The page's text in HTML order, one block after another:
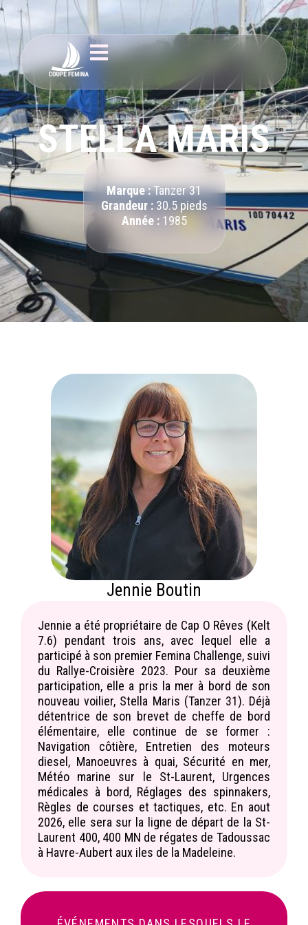
STELLA MARIS
Marque :Tanzer 31
Grandeur : 30.5 pieds
Année : 1985
Jennie Boutin
Jennie a été propriétaire de Cap O Rêves (Kelt
7.6) pendant trois ans, avec lequel elle a
participé à son premier Femina Challenge, suivi
du Rallye-Croisière 2023. Pour sa deuxième
participation, elle a pris la mer à bord de son
nouveau voilier, Stella Maris (Tanzer 31). Déjà
détentrice de son brevet de cheffe de bord
élémentaire, elle continue de se former :
Navigation côtière, Entretien des moteurs
diesel, Manoeuvres à quai, Sécurité en mer,
Météo marine sur le St-Laurent, Urgences
médicales à bord, Réglages des spinnakers,
Règles de courses et tactiques, etc. En aout
2026, elle sera sur la ligne de départ de la St-
Laurent 400, 400 MN de régates de Tadoussac
à Havre-Aubert aux iles de la Madeleine.